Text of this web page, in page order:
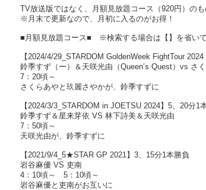
TV放送版ではなく、月額見放題コース（920円）のも
※月末で更新なので、月初に入るのがお得！
■月額見放題コース■ ※検索する場合は【】を省い
【2024/4/29_STARDOM GoldenWeek FightTour
鈴季すず（ー）＆天咲光由（Queen’s Quest）vs さ
7：20頃～
さくらあやと玖麗さやかが、鈴季すずに
【2024/3/3_STARDOM in JOETSU 2024】5、20分1
鈴季すず＆星来芽依 VS 林下詩美＆天咲光由
7：50頃～
天咲光由が、鈴季すずに
【2021/9/4_5★STAR GP 2021】3、15分1本勝負
岩谷麻優 VS 吏南
4：10頃～ 5：10頃～
岩谷麻優と吏南がお互いに